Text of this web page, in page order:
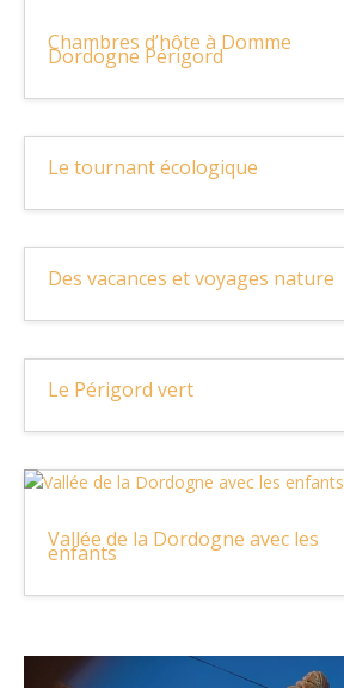
Chambres d’hôte à Domme
Dordogne Périgord
Le tournant écologique
Des vacances et voyages nature
Le Périgord vert
Vallée de la Dordogne avec les
enfants